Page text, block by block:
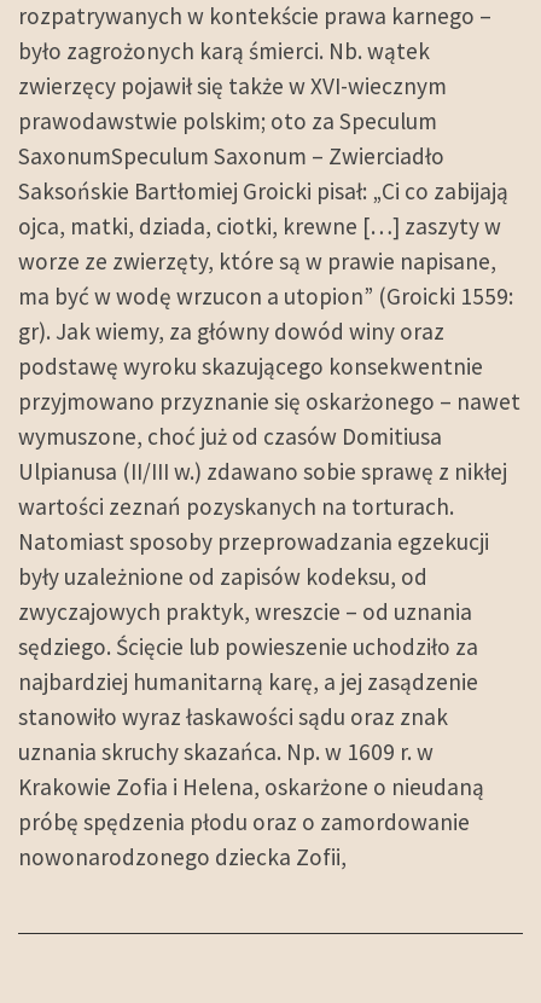
rozpatrywanych w kontekście prawa karnego –
było zagrożonych karą śmierci. Nb. wątek
zwierzęcy pojawił się także w XVI-wiecznym
prawodawstwie polskim; oto za Speculum
SaxonumSpeculum Saxonum – Zwierciadło
Saksońskie Bartłomiej Groicki pisał: „Ci co zabijają
ojca, matki, dziada, ciotki, krewne […] zaszyty w
worze ze zwierzęty, które są w prawie napisane,
ma być w wodę wrzucon a utopion” (Groicki 1559:
gr). Jak wiemy, za główny dowód winy oraz
podstawę wyroku skazującego konsekwentnie
przyjmowano przyznanie się oskarżonego – nawet
wymuszone, choć już od czasów Domitiusa
Ulpianusa (II/III w.) zdawano sobie sprawę z nikłej
wartości zeznań pozyskanych na torturach.
Natomiast sposoby przeprowadzania egzekucji
były uzależnione od zapisów kodeksu, od
zwyczajowych praktyk, wreszcie – od uznania
sędziego. Ścięcie lub powieszenie uchodziło za
najbardziej humanitarną karę, a jej zasądzenie
stanowiło wyraz łaskawości sądu oraz znak
uznania skruchy skazańca. Np. w 1609 r. w
Krakowie Zofia i Helena, oskarżone o nieudaną
próbę spędzenia płodu oraz o zamordowanie
nowonarodzonego dziecka Zofii,